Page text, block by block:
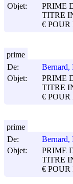
Objet:
PRIME
TITRE
€
De:
Bernard,
Objet:
PRIME
TITRE
€
prime
De:
Bernard,
Objet:
PRIME
TITRE
€
prime